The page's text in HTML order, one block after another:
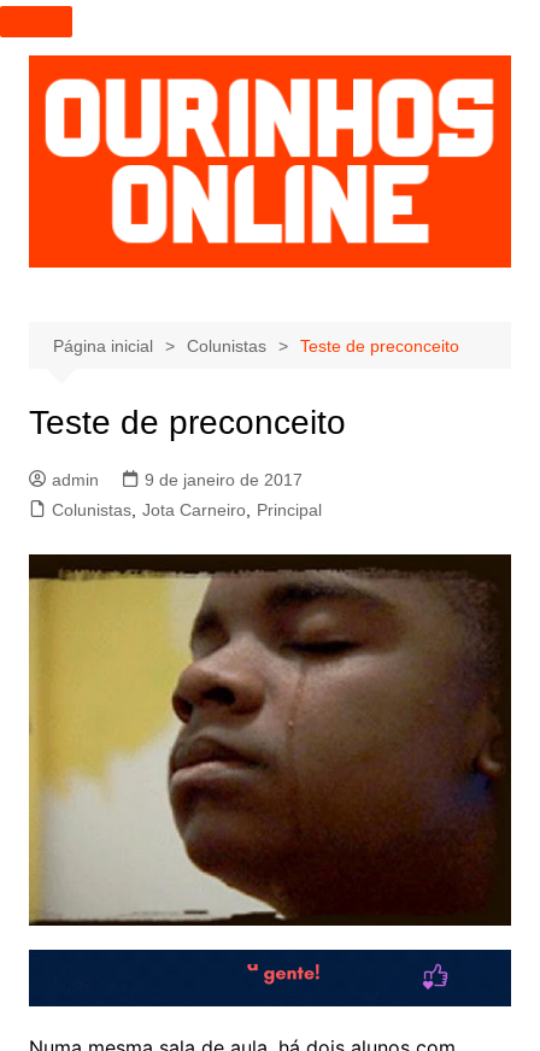
I
r
p
a
r
a
e
o
Página inicial Colunistas Teste de preconceito
Teste de preconceito
admin
9 de janeiro de 2017
Colunistas, Jota Carneiro, Principal